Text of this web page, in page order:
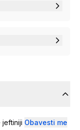
Obavesti me